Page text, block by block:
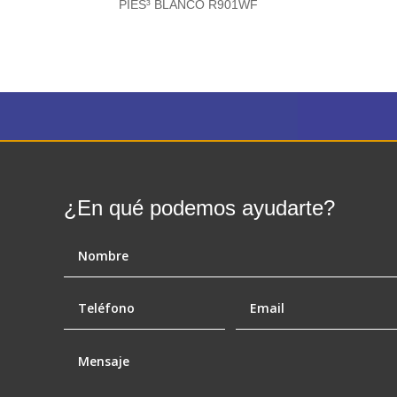
PIES³ BLANCO R901WF
¿En qué podemos ayudarte?